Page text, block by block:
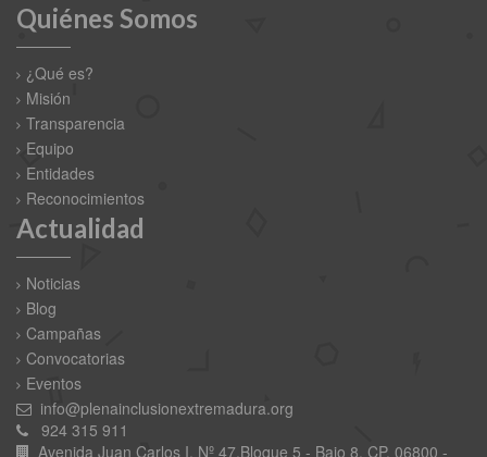
Quiénes Somos
¿Qué es?
Misión
Transparencia
Equipo
Entidades
Reconocimientos
Actualidad
Noticias
Blog
Campañas
Convocatorias
Eventos
info@plenainclusionextremadura.org
924 315 911
Avenida Juan Carlos I, Nº 47,Bloque 5 - Bajo 8. CP. 06800 -